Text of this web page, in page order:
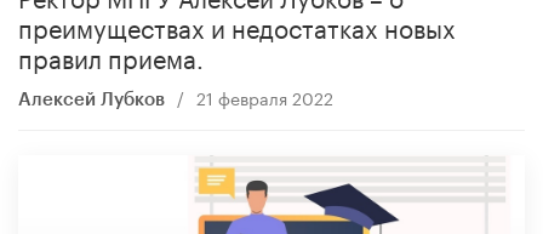
преимуществах и недостатках новых
правил приема.
Алексей Лубков / 21 февраля 2022